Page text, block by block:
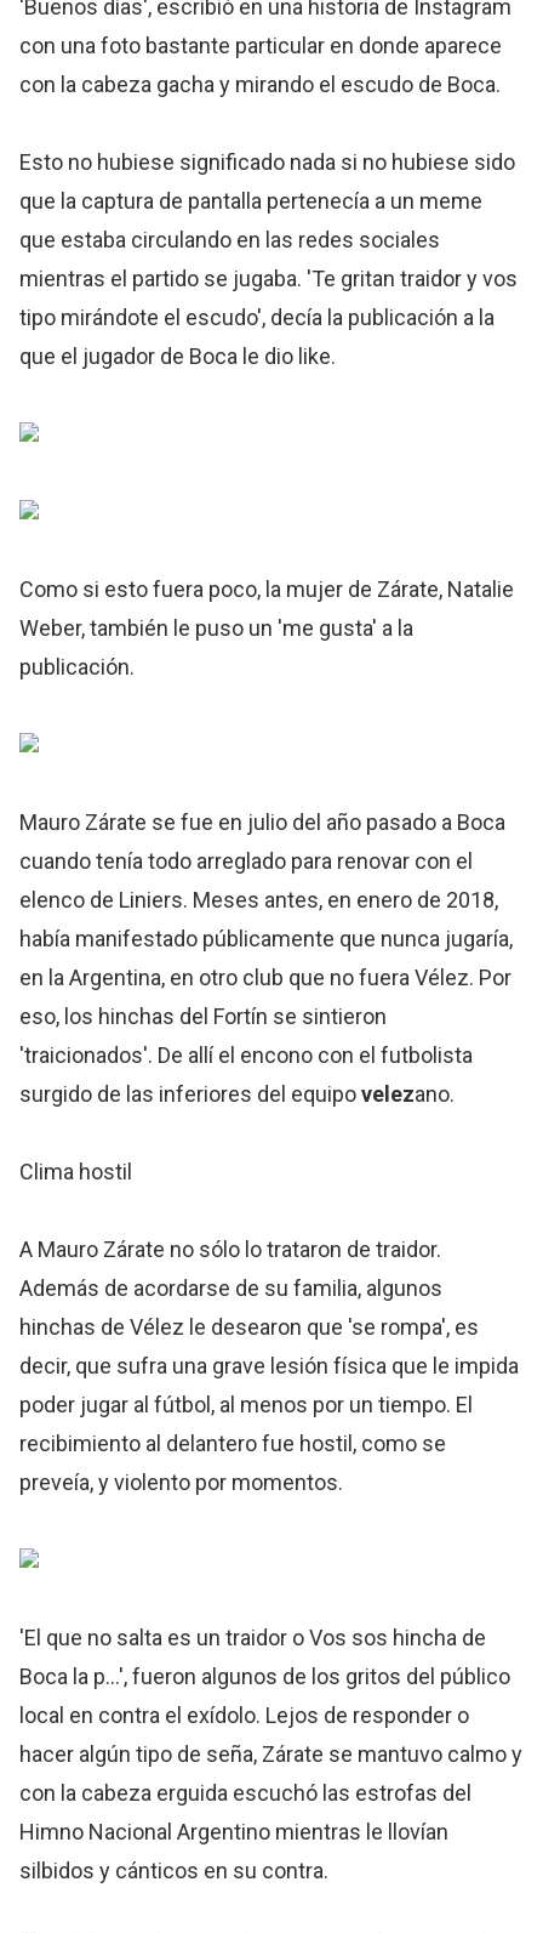
'Buenos días', escribió en una historia de Instagram
con una foto bastante particular en donde aparece
con la cabeza gacha y mirando el escudo de Boca.
Esto no hubiese significado nada si no hubiese sido
que la captura de pantalla pertenecía a un meme
que estaba circulando en las redes sociales
mientras el partido se jugaba. 'Te gritan traidor y vos
tipo mirándote el escudo', decía la publicación a la
que el jugador de Boca le dio like.
Como si esto fuera poco, la mujer de Zárate, Natalie
Weber, también le puso un 'me gusta' a la
publicación.
Mauro Zárate se fue en julio del año pasado a Boca
cuando tenía todo arreglado para renovar con el
elenco de Liniers. Meses antes, en enero de 2018,
había manifestado públicamente que nunca jugaría,
en la Argentina, en otro club que no fuera Vélez. Por
eso, los hinchas del Fortín se sintieron
'traicionados'. De allí el encono con el futbolista
surgido de las inferiores del equipovelezano.
Clima hostil
A Mauro Zárate no sólo lo trataron de traidor.
Además de acordarse de su familia, algunos
hinchas de Vélez le desearon que 'se rompa', es
decir, que sufra una grave lesión física que le impida
poder jugar al fútbol, al menos por un tiempo. El
recibimiento al delantero fue hostil, como se
preveía, y violento por momentos.
'El que no salta es un traidor o Vos sos hincha de
Boca la p...', fueron algunos de los gritos del público
local en contra el exídolo. Lejos de responder o
hacer algún tipo de seña, Zárate se mantuvo calmo y
con la cabeza erguida escuchó las estrofas del
Himno Nacional Argentino mientras le llovían
silbidos y cánticos en su contra.